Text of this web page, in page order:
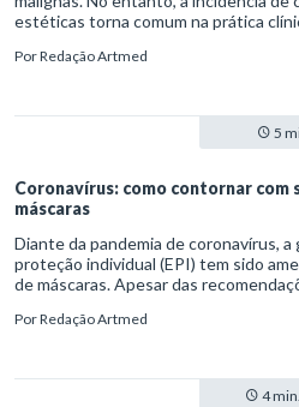
estéticas torna comum na prática
PorRedação Artmed
5
Coronavírus: como contornar com
máscaras
Diante da pandemia de coronavírus,
proteção individual (EPI) tem sido
de máscaras. Apesar das
respiradores dos tipos N95 e PFF2 a
PorRedação Artmed
4 min.